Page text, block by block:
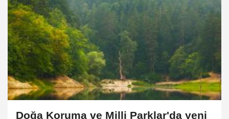
Doğa Koruma ve Milli Parklar'da yeni